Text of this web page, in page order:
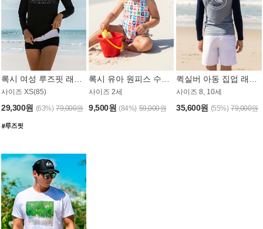
사이즈 XS(85)
29,300원 (63%) 79,000원
사이즈 2세
9,500원 (84%) 59,000원
사이즈 8, 10세
35,600원 (55%) 79,000원